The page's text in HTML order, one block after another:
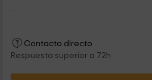
...
Contacto directo
Respuesta superior a 72h